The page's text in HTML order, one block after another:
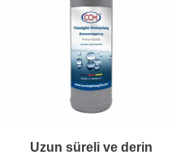
Uzun süreli ve derin